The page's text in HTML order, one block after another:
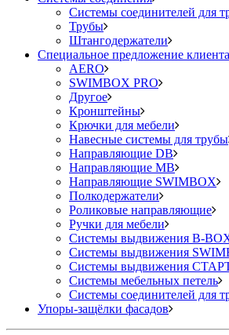
Системы соединителей для
Трубы
Штангодержатели
Специальное предложение
AERO
SWIMBOX PRO
Другое
Кронштейны
Крючки для мебели
Навесные системы для трубы
Направляющие DB
Направляющие MB
Направляющие SWIMBOX
Полкодержатели
Роликовые направляющие
Ручки для мебели
Системы выдвижения B-
Системы выдвижения
Системы выдвижения
Системы мебельных петель
Системы соединителей для
Упоры-защёлки фасадов